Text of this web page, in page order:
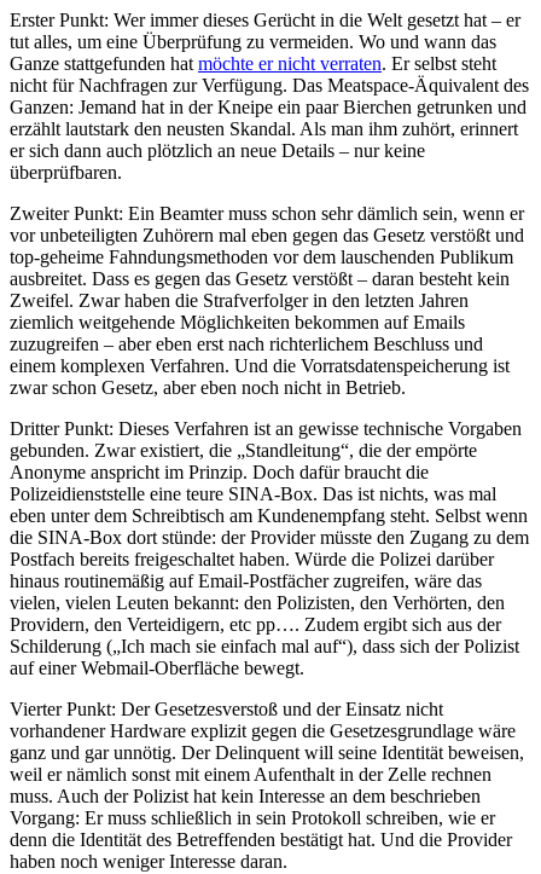
Erster Punkt: Wer immer dieses Gerücht in die Welt gesetzt hat – er
tut alles, um eine Überprüfung zu vermeiden. Wo und wann das
Ganze stattgefunden hat möchte er nicht verraten. Er selbst steht
nicht für Nachfragen zur Verfügung. Das Meatspace-Äquivalent des
Ganzen: Jemand hat in der Kneipe ein paar Bierchen getrunken und
erzählt lautstark den neusten Skandal. Als man ihm zuhört, erinnert
er sich dann auch plötzlich an neue Details – nur keine
überprüfbaren.
Zweiter Punkt: Ein Beamter muss schon sehr dämlich sein, wenn er
vor unbeteiligten Zuhörern mal eben gegen das Gesetz verstößt und
top-geheime Fahndungsmethoden vor dem lauschenden Publikum
ausbreitet. Dass es gegen das Gesetz verstößt – daran besteht kein
Zweifel. Zwar haben die Strafverfolger in den letzten Jahren
ziemlich weitgehende Möglichkeiten bekommen auf Emails
zuzugreifen – aber eben erst nach richterlichem Beschluss und
einem komplexen Verfahren. Und die Vorratsdatenspeicherung ist
zwar schon Gesetz, aber eben noch nicht in Betrieb.
Dritter Punkt: Dieses Verfahren ist an gewisse technische Vorgaben
gebunden. Zwar existiert, die „Standleitung“, die der empörte
Anonyme anspricht im Prinzip. Doch dafür braucht die
Polizeidienststelle eine teure SINA-Box. Das ist nichts, was mal
eben unter dem Schreibtisch am Kundenempfang steht. Selbst wenn
die SINA-Box dort stünde: der Provider müsste den Zugang zu dem
Postfach bereits freigeschaltet haben. Würde die Polizei darüber
hinaus routinemäßig auf Email-Postfächer zugreifen, wäre das
vielen, vielen Leuten bekannt: den Polizisten, den Verhörten, den
Providern, den Verteidigern, etc pp…. Zudem ergibt sich aus der
Schilderung („Ich mach sie einfach mal auf“), dass sich der Polizist
auf einer Webmail-Oberfläche bewegt.
Vierter Punkt: Der Gesetzesverstoß und der Einsatz nicht
vorhandener Hardware explizit gegen die Gesetzesgrundlage wäre
ganz und gar unnötig. Der Delinquent will seine Identität beweisen,
weil er nämlich sonst mit einem Aufenthalt in der Zelle rechnen
muss. Auch der Polizist hat kein Interesse an dem beschrieben
Vorgang: Er muss schließlich in sein Protokoll schreiben, wie er
denn die Identität des Betreffenden bestätigt hat. Und die Provider
haben noch weniger Interesse daran.